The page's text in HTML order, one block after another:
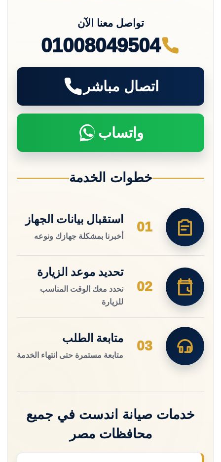
تواصل معنا الآن
01008049504
اتصال مباشر
واتساب
خطوات الخدمة
01
استقبال بيانات الجهاز
أخبرنا بمشكلة جهازك ونوعه
02
تحديد موعد الزيارة
نحدد معك الوقت المناسب
للزيارة
03
متابعة الطلب
متابعة مستمرة حتى انتهاء الخدمة
خدمات صيانة اندست في جميع
محافظات مصر